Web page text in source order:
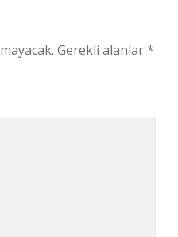
Gerekli alanlar*